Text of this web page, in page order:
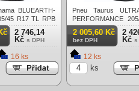
BLUEARTH-
45 R17 TL RPB
2 746,14
Kč s DPH
16 ks
Pneu Taurus
PERFORMANCE
TL XL 88W Letní
2 005,60 Kč
bez DPH
2
Kč s
12 ks
ks